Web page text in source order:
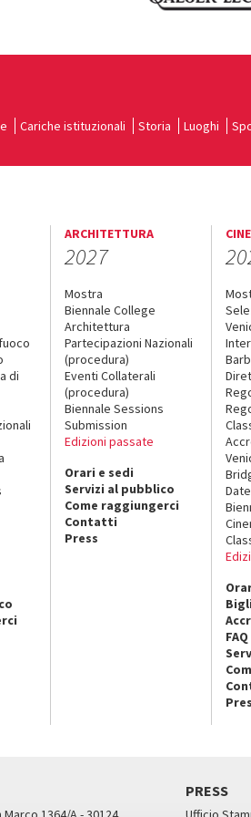
Cariche istituzionali Storia Luoghi
di
ARCHITETTURA
2027
Mostra
Biennale College
Architettura
Partecipazioni Nazionali
(procedura)
Eventi Collaterali
(procedura)
Biennale Sessions
Submission
Edizioni passate
Orari e sedi
Servizi al pubblico
Come raggiungerci
Contatti
Press
FAQ
PRESS